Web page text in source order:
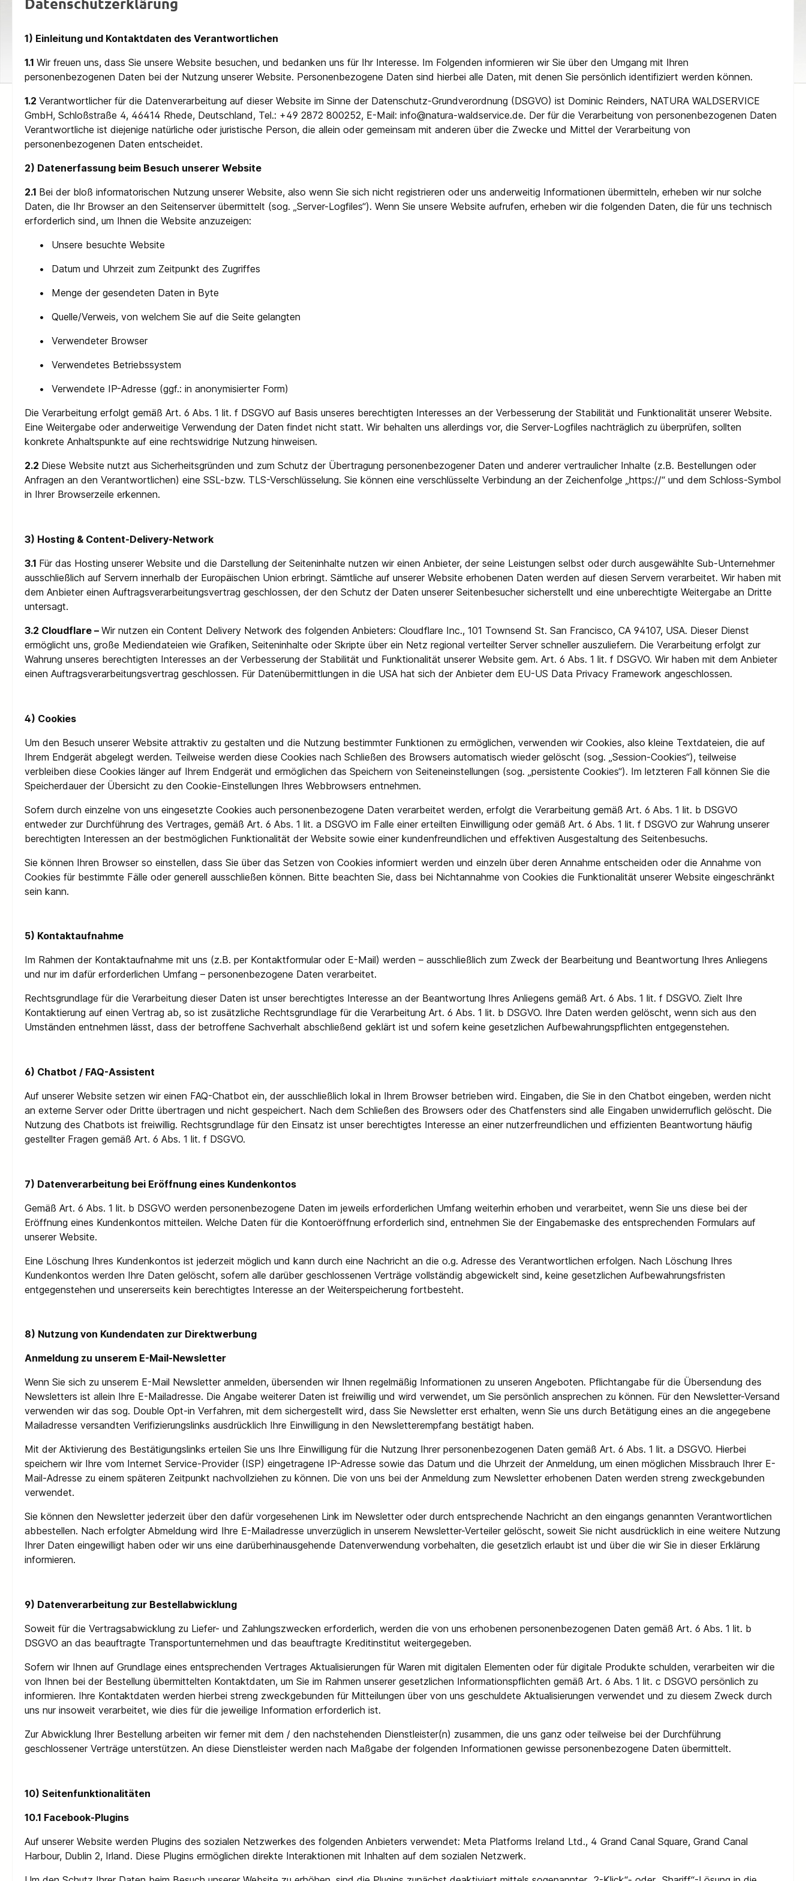
1) Einleitung und Kontaktdaten des Verantwortlichen
1.1 Wir freuen uns, dass Sie unsere Website besuchen, und bedanken uns für Ihr Interesse. Im Folgenden informieren wir Sie über den Umgang mit Ihren
personenbezogenen Daten bei der Nutzung unserer Website. Personenbezogene Daten sind hierbei alle Daten, mit denen Sie persönlich identifiziert werden können.
1.2 Verantwortlicher für die Datenverarbeitung auf dieser Website im Sinne der Datenschutz-Grundverordnung (DSGVO) ist Dominic Reinders, NATURA WALDSERVICE
GmbH, Schloßstraße 4, 46414 Rhede, Deutschland, Tel.: +49 2872 800252, E-Mail: info@natura-waldservice.de. Der für die Verarbeitung von personenbezogenen Daten
Verantwortliche ist diejenige natürliche oder juristische Person, die allein oder gemeinsam mit anderen über die Zwecke und Mittel der Verarbeitung von
personenbezogenen Daten entscheidet.
2) Datenerfassung beim Besuch unserer Website
2.1 Bei der bloß informatorischen Nutzung unserer Website, also wenn Sie sich nicht registrieren oder uns anderweitig Informationen übermitteln, erheben wir nur solche
Daten, die Ihr Browser an den Seitenserver übermittelt (sog. „Server-Logfiles“). Wenn Sie unsere Website aufrufen, erheben wir die folgenden Daten, die für uns technisch
erforderlich sind, um Ihnen die Website anzuzeigen:
•
Unsere besuchte Website
•
Datum und Uhrzeit zum Zeitpunkt des Zugriffes
•
Menge der gesendeten Daten in Byte
•
Quelle/Verweis, von welchem Sie auf die Seite gelangten
•
Verwendeter Browser
•
Verwendetes Betriebssystem
•
Verwendete IP-Adresse (ggf.: in anonymisierter Form)
Die Verarbeitung erfolgt gemäß Art. 6 Abs. 1 lit. f DSGVO auf Basis unseres berechtigten Interesses an der Verbesserung der Stabilität und Funktionalität unserer Website.
Eine Weitergabe oder anderweitige Verwendung der Daten findet nicht statt. Wir behalten uns allerdings vor, die Server-Logfiles nachträglich zu überprüfen, sollten
konkrete Anhaltspunkte auf eine rechtswidrige Nutzung hinweisen.
2.2 Diese Website nutzt aus Sicherheitsgründen und zum Schutz der Übertragung personenbezogener Daten und anderer vertraulicher Inhalte (z.B. Bestellungen oder
Anfragen an den Verantwortlichen) eine SSL-bzw. TLS-Verschlüsselung. Sie können eine verschlüsselte Verbindung an der Zeichenfolge „https://“ und dem Schloss-Symbol
in Ihrer Browserzeile erkennen.
3) Hosting & Content-Delivery-Network
3.1 Für das Hosting unserer Website und die Darstellung der Seiteninhalte nutzen wir einen Anbieter, der seine Leistungen selbst oder durch ausgewählte Sub-Unternehmer
ausschließlich auf Servern innerhalb der Europäischen Union erbringt. Sämtliche auf unserer Website erhobenen Daten werden auf diesen Servern verarbeitet. Wir haben mit
dem Anbieter einen Auftragsverarbeitungsvertrag geschlossen, der den Schutz der Daten unserer Seitenbesucher sicherstellt und eine unberechtigte Weitergabe an Dritte
untersagt.
3.2 Cloudflare – Wir nutzen ein Content Delivery Network des folgenden Anbieters: Cloudflare Inc., 101 Townsend St. San Francisco, CA 94107, USA. Dieser Dienst
ermöglicht uns, große Mediendateien wie Grafiken, Seiteninhalte oder Skripte über ein Netz regional verteilter Server schneller auszuliefern. Die Verarbeitung erfolgt zur
Wahrung unseres berechtigten Interesses an der Verbesserung der Stabilität und Funktionalität unserer Website gem. Art. 6 Abs. 1 lit. f DSGVO. Wir haben mit dem Anbieter
einen Auftragsverarbeitungsvertrag geschlossen. Für Datenübermittlungen in die USA hat sich der Anbieter dem EU-US Data Privacy Framework angeschlossen.
4) Cookies
Um den Besuch unserer Website attraktiv zu gestalten und die Nutzung bestimmter Funktionen zu ermöglichen, verwenden wir Cookies, also kleine Textdateien, die auf
Ihrem Endgerät abgelegt werden. Teilweise werden diese Cookies nach Schließen des Browsers automatisch wieder gelöscht (sog. „Session-Cookies“), teilweise
verbleiben diese Cookies länger auf Ihrem Endgerät und ermöglichen das Speichern von Seiteneinstellungen (sog. „persistente Cookies“). Im letzteren Fall können Sie die
Speicherdauer der Übersicht zu den Cookie-Einstellungen Ihres Webbrowsers entnehmen.
Sofern durch einzelne von uns eingesetzte Cookies auch personenbezogene Daten verarbeitet werden, erfolgt die Verarbeitung gemäß Art. 6 Abs. 1 lit. b DSGVO
entweder zur Durchführung des Vertrages, gemäß Art. 6 Abs. 1 lit. a DSGVO im Falle einer erteilten Einwilligung oder gemäß Art. 6 Abs. 1 lit. f DSGVO zur Wahrung unserer
berechtigten Interessen an der bestmöglichen Funktionalität der Website sowie einer kundenfreundlichen und effektiven Ausgestaltung des Seitenbesuchs.
Sie können Ihren Browser so einstellen, dass Sie über das Setzen von Cookies informiert werden und einzeln über deren Annahme entscheiden oder die Annahme von
Cookies für bestimmte Fälle oder generell ausschließen können. Bitte beachten Sie, dass bei Nichtannahme von Cookies die Funktionalität unserer Website eingeschränkt
sein kann.
5) Kontaktaufnahme
Im Rahmen der Kontaktaufnahme mit uns (z.B. per Kontaktformular oder E-Mail) werden – ausschließlich zum Zweck der Bearbeitung und Beantwortung Ihres Anliegens
und nur im dafür erforderlichen Umfang – personenbezogene Daten verarbeitet.
Rechtsgrundlage für die Verarbeitung dieser Daten ist unser berechtigtes Interesse an der Beantwortung Ihres Anliegens gemäß Art. 6 Abs. 1 lit. f DSGVO. Zielt Ihre
Kontaktierung auf einen Vertrag ab, so ist zusätzliche Rechtsgrundlage für die Verarbeitung Art. 6 Abs. 1 lit. b DSGVO. Ihre Daten werden gelöscht, wenn sich aus den
Umständen entnehmen lässt, dass der betroffene Sachverhalt abschließend geklärt ist und sofern keine gesetzlichen Aufbewahrungspflichten entgegenstehen.
6) Chatbot / FAQ-Assistent
Auf unserer Website setzen wir einen FAQ-Chatbot ein, der ausschließlich lokal in Ihrem Browser betrieben wird. Eingaben, die Sie in den Chatbot eingeben, werden nicht
an externe Server oder Dritte übertragen und nicht gespeichert. Nach dem Schließen des Browsers oder des Chatfensters sind alle Eingaben unwiderruflich gelöscht. Die
Nutzung des Chatbots ist freiwillig. Rechtsgrundlage für den Einsatz ist unser berechtigtes Interesse an einer nutzerfreundlichen und effizienten Beantwortung häufig
gestellter Fragen gemäß Art. 6 Abs. 1 lit. f DSGVO.
7) Datenverarbeitung bei Eröffnung eines Kundenkontos
Gemäß Art. 6 Abs. 1 lit. b DSGVO werden personenbezogene Daten im jeweils erforderlichen Umfang weiterhin erhoben und verarbeitet, wenn Sie uns diese bei der
Eröffnung eines Kundenkontos mitteilen. Welche Daten für die Kontoeröffnung erforderlich sind, entnehmen Sie der Eingabemaske des entsprechenden Formulars auf
unserer Website.
Eine Löschung Ihres Kundenkontos ist jederzeit möglich und kann durch eine Nachricht an die o.g. Adresse des Verantwortlichen erfolgen. Nach Löschung Ihres
Kundenkontos werden Ihre Daten gelöscht, sofern alle darüber geschlossenen Verträge vollständig abgewickelt sind, keine gesetzlichen Aufbewahrungsfristen
entgegenstehen und unsererseits kein berechtigtes Interesse an der Weiterspeicherung fortbesteht.
8) Nutzung von Kundendaten zur Direktwerbung
Anmeldung zu unserem E-Mail-Newsletter
Wenn Sie sich zu unserem E-Mail Newsletter anmelden, übersenden wir Ihnen regelmäßig Informationen zu unseren Angeboten. Pflichtangabe für die Übersendung des
Newsletters ist allein Ihre E-Mailadresse. Die Angabe weiterer Daten ist freiwillig und wird verwendet, um Sie persönlich ansprechen zu können. Für den Newsletter-Versand
verwenden wir das sog. Double Opt-in Verfahren, mit dem sichergestellt wird, dass Sie Newsletter erst erhalten, wenn Sie uns durch Betätigung eines an die angegebene
Mailadresse versandten Verifizierungslinks ausdrücklich Ihre Einwilligung in den Newsletterempfang bestätigt haben.
Mit der Aktivierung des Bestätigungslinks erteilen Sie uns Ihre Einwilligung für die Nutzung Ihrer personenbezogenen Daten gemäß Art. 6 Abs. 1 lit. a DSGVO. Hierbei
speichern wir Ihre vom Internet Service-Provider (ISP) eingetragene IP-Adresse sowie das Datum und die Uhrzeit der Anmeldung, um einen möglichen Missbrauch Ihrer E-
Mail-Adresse zu einem späteren Zeitpunkt nachvollziehen zu können. Die von uns bei der Anmeldung zum Newsletter erhobenen Daten werden streng zweckgebunden
verwendet.
Sie können den Newsletter jederzeit über den dafür vorgesehenen Link im Newsletter oder durch entsprechende Nachricht an den eingangs genannten Verantwortlichen
abbestellen. Nach erfolgter Abmeldung wird Ihre E-Mailadresse unverzüglich in unserem Newsletter-Verteiler gelöscht, soweit Sie nicht ausdrücklich in eine weitere Nutzung
Ihrer Daten eingewilligt haben oder wir uns eine darüberhinausgehende Datenverwendung vorbehalten, die gesetzlich erlaubt ist und über die wir Sie in dieser Erklärung
informieren.
9) Datenverarbeitung zur Bestellabwicklung
Soweit für die Vertragsabwicklung zu Liefer- und Zahlungszwecken erforderlich, werden die von uns erhobenen personenbezogenen Daten gemäß Art. 6 Abs. 1 lit. b
DSGVO an das beauftragte Transportunternehmen und das beauftragte Kreditinstitut weitergegeben.
Sofern wir Ihnen auf Grundlage eines entsprechenden Vertrages Aktualisierungen für Waren mit digitalen Elementen oder für digitale Produkte schulden, verarbeiten wir die
von Ihnen bei der Bestellung übermittelten Kontaktdaten, um Sie im Rahmen unserer gesetzlichen Informationspflichten gemäß Art. 6 Abs. 1 lit. c DSGVO persönlich zu
informieren. Ihre Kontaktdaten werden hierbei streng zweckgebunden für Mitteilungen über von uns geschuldete Aktualisierungen verwendet und zu diesem Zweck durch
uns nur insoweit verarbeitet, wie dies für die jeweilige Information erforderlich ist.
Zur Abwicklung Ihrer Bestellung arbeiten wir ferner mit dem / den nachstehenden Dienstleister(n) zusammen, die uns ganz oder teilweise bei der Durchführung
geschlossener Verträge unterstützen. An diese Dienstleister werden nach Maßgabe der folgenden Informationen gewisse personenbezogene Daten übermittelt.
10) Seitenfunktionalitäten
10.1 Facebook-Plugins
Auf unserer Website werden Plugins des sozialen Netzwerkes des folgenden Anbieters verwendet: Meta Platforms Ireland Ltd., 4 Grand Canal Square, Grand Canal
Harbour, Dublin 2, Irland. Diese Plugins ermöglichen direkte Interaktionen mit Inhalten auf dem sozialen Netzwerk.